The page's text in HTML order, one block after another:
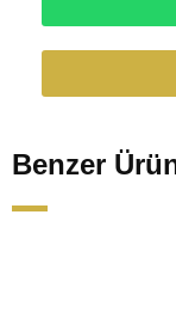
Benzer